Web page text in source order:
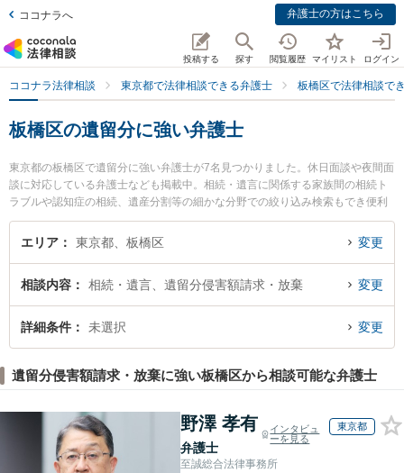
ココナラへ 弁護士の方はこちら
投稿する 探す 閲覧履歴 マイリスト ログイン
ココナラ法律相談 東京都で法律相談できる弁護士 板橋区で法律相談で
板橋区の遺留分に強い弁護士
東京都の板橋区で遺留分に強い弁護士が7名見つかりました。休日面談や夜間面
談に対応している弁護士なども掲載中。相続・遺言に関係する家族間の相続ト
ラブルや認知症の相続、遺産分割等の細かな分野での絞り込み検索もでき便利
です。特に木下信行法律事務所の木下 信行弁護士や西台法律事務所の俣野 政紀
弁護士、リリーフ法律事務所の松本 治弁護士のプロフィール情報や弁護士費
な近くの弁護士を検索したい』『初回相談無料で遺留分を法律相談できる板橋
区内の弁護士に相談予約したい』などでお困りの相談者さんにおすすめです。
エリア 東京都、板橋区 変更
相談内容 相続・遺言、遺留分侵害額請求・放棄 変更
詳細条件 未選択 変更
遺留分侵害額請求・放棄に強い板橋区から相談可能な弁護士
野澤 孝有
弁護士
インタビュ
ーを見る
東京都
至誠総合法律事務所